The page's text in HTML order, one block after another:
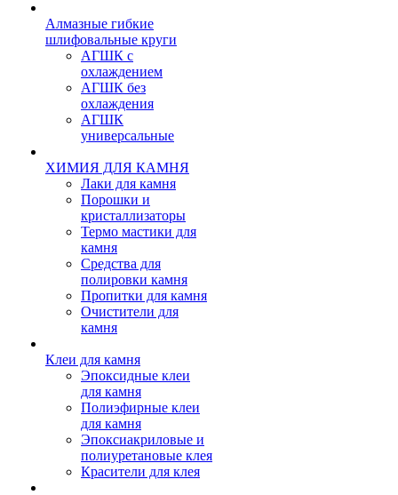
Алмазные гибкие
шлифовальные круги
АГШК с
охлаждением
АГШК без
охлаждения
АГШК
универсальные
ХИМИЯ ДЛЯ КАМНЯ
Лаки для камня
Порошки и
кристаллизаторы
Термо мастики для
камня
Средства для
полировки камня
Пропитки для камня
Очистители для
камня
Клеи для камня
Эпоксидные клеи
для камня
Полиэфирные клеи
для камня
Эпоксиакриловые и
полиуретановые клея
Красители для клея